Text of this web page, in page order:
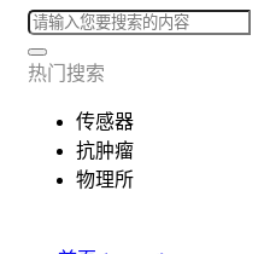
热门搜索
传感器
抗肿瘤
物理所